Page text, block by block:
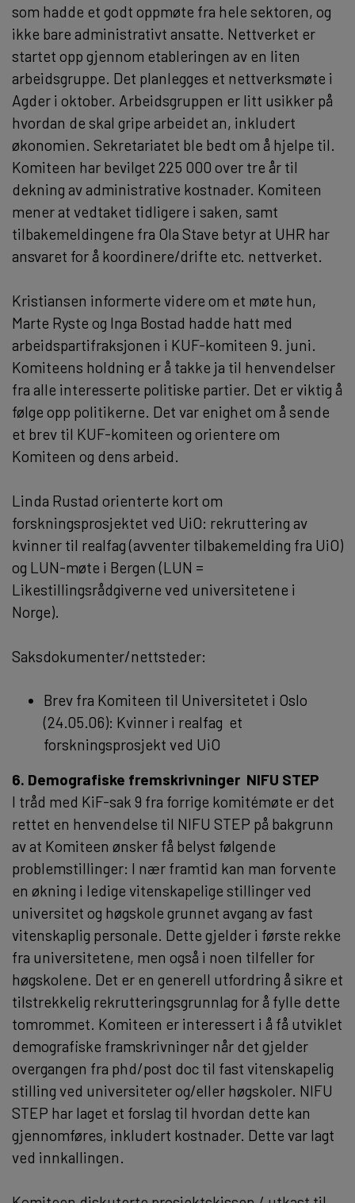
som hadde et godt oppmøte fra hele sektoren, og
ikke bare administrativt ansatte. Nettverket er
startet opp gjennom etableringen av en liten
arbeidsgruppe. Det planlegges et nettverksmøte i
Agder i oktober. Arbeidsgruppen er litt usikker på
hvordan de skal gripe arbeidet an, inkludert
økonomien. Sekretariatet ble bedt om å hjelpe til.
Komiteen har bevilget 225 000 over tre år til
dekning av administrative kostnader. Komiteen
mener at vedtaket tidligere i saken, samt
tilbakemeldingene fra Ola Stave betyr at UHR har
ansvaret for å koordinere/drifte etc. nettverket.
Kristiansen informerte videre om et møte hun,
Marte Ryste og Inga Bostad hadde hatt med
arbeidspartifraksjonen i KUF-komiteen 9. juni.
Komiteens holdning er å takke ja til henvendelser
fra alle interesserte politiske partier. Det er viktig å
følge opp politikerne. Det var enighet om å sende
et brev til KUF-komiteen og orientere om
Komiteen og dens arbeid.
Linda Rustad orienterte kort om
forskningsprosjektet ved UiO: rekruttering av
kvinner til realfag (avventer tilbakemelding fra UiO)
og LUN-møte i Bergen (LUN =
Likestillingsrådgiverne ved universitetene i
Norge).
Saksdokumenter/nettsteder:
Brev fra Komiteen til Universitetet i Oslo
(24.05.06): Kvinner i realfag  et
forskningsprosjekt ved UiO
6. Demografiske fremskrivninger  NIFU STEP
I tråd med KiF-sak 9 fra forrige komitémøte er det
rettet en henvendelse til NIFU STEP på bakgrunn
av at Komiteen ønsker få belyst følgende
problemstillinger: I nær framtid kan man forvente
en økning i ledige vitenskapelige stillinger ved
universitet og høgskole grunnet avgang av fast
vitenskaplig personale. Dette gjelder i første rekke
fra universitetene, men også i noen tilfeller for
høgskolene. Det er en generell utfordring å sikre et
tilstrekkelig rekrutteringsgrunnlag for å fylle dette
tomrommet. Komiteen er interessert i å få utviklet
demografiske framskrivninger når det gjelder
overgangen fra phd/post doc til fast vitenskapelig
stilling ved universiteter og/eller høgskoler. NIFU
STEP har laget et forslag til hvordan dette kan
gjennomføres, inkludert kostnader. Dette var lagt
ved innkallingen.